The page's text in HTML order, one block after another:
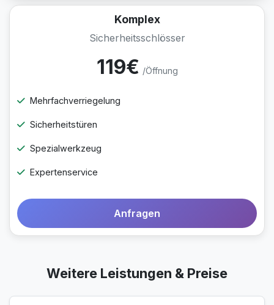
Komplex
Sicherheitsschlösser
119€ /Öffnung
Mehrfachverriegelung
Sicherheitstüren
Spezialwerkzeug
Expertenservice
Anfragen
Weitere Leistungen & Preise